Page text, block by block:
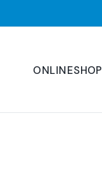
ONLINESHOP